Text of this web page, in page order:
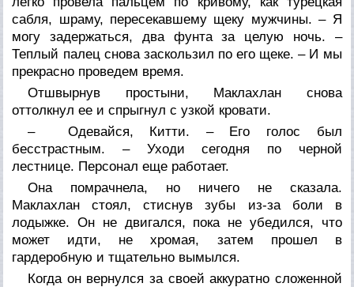
сабля, шраму, пересекавшему щеку мужчины. – Я
могу задержаться, два фунта за целую ночь. –
Теплый палец снова заскользил по его щеке. – И мы
прекрасно проведем время.
Отшвырнув простыни, Маклахлан снова
оттолкнул ее и спрыгнул с узкой кровати.
– Одевайся, Китти. – Его голос был
бесстрастным. – Уходи сегодня по черной
лестнице. Персонал еще работает.
Она помрачнела, но ничего не сказала.
Маклахлан стоял, стиснув зубы из-за боли в
лодыжке. Он не двигался, пока не убедился, что
может идти, не хромая, затем прошел в
гардеробную и тщательно вымылся.
Когда он вернулся за своей аккуратно сложенной